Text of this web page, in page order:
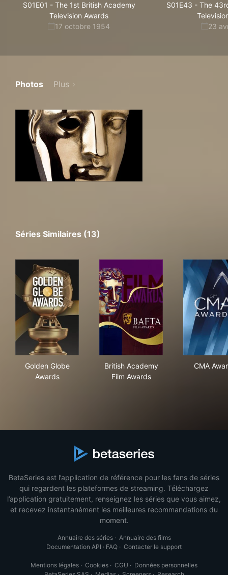
S01E01 - The 1st British Academy
Television Awards
17 octobre 1954
S01E43 - The
23
Photos Plus
Séries Similaires (13)
Golden Globe
Awards
British Academy
Film Awards
CMA
BetaSeries est l’application de référence pour les fans de séries
qui regardent les plateformes de streaming. Téléchargez
l’application gratuitement, renseignez les séries que vous aimez,
et recevez instantanément les meilleures recommandations du
moment.
Annuaire des séries· Annuaire des films
Documentation API · FAQ · Contacter le support
Mentions légales · Cookies · CGU · Données personnelles